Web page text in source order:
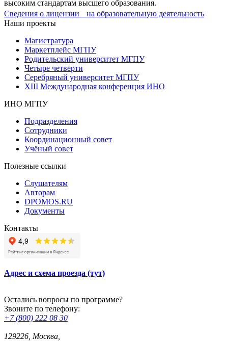
высоким стандартам высшего образования.
Сведения о лицензии на образовательную деятельность
Наши проекты
Магистратура
Маркетплейс МГПУ
Родительский университет МГПУ
Четыре четверти
Серебряный университет МГПУ
XIII Международная конференция ИНО
ИНО МГПУ
Подразделения
Сотрудники
Координационный совет
Учёный совет
Полезные ссылки
Слушателям
Авторам
DPOMOS.RU
Документы
Контакты
Адрес и схема проезда (тут)
Остались вопросы по программе?
Звоните по телефону:
+7 (800) 222 08 30
129226, Москва,